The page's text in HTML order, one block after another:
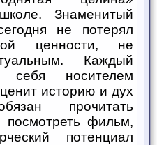
Знаменитый
не потерял
ценности, не
Каждый
себя носителем
историю и дух
прочитать
фильм,
потенциал